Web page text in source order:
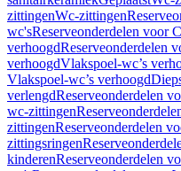
zittingenWc-zittingen
wc'sReserveonderdelen voor
verhoogdReserveonderdelen
verhoogdVlakspoel-wc’s
Vlakspoel-wc’s verhoogd
verlengdReserveonderdelen
wc-zittingen
zittingenReserveonderdelen
zittingsringen
kinderenReserveonderdelen